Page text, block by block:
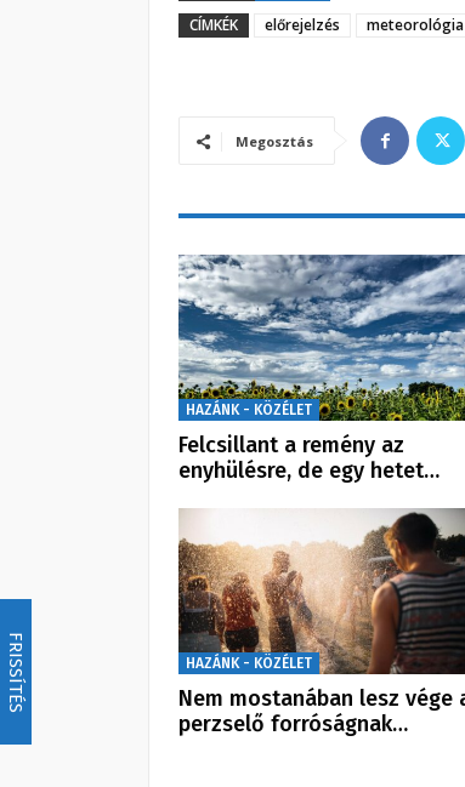
FRISSÍTÉS
CÍMKÉK
előrejelzés meteorológia
Megosztás
HAZÁNK - KÖZÉLET
Felcsillant a remény az
enyhülésre, de egy hetet…
HAZÁNK - KÖZÉLET
Nem mostanában lesz vége
perzselő forróságnak…